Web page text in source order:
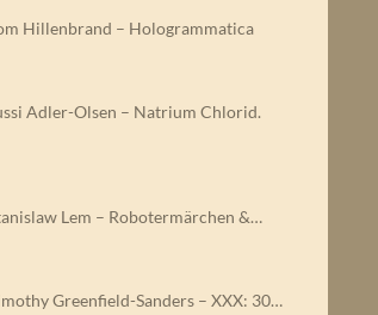
Hillenbrand – Hologrammatica
Adler-Olsen – Natrium Chlorid.
Lem – Robotermärchen &…
Greenfield-Sanders – XXX: 30…